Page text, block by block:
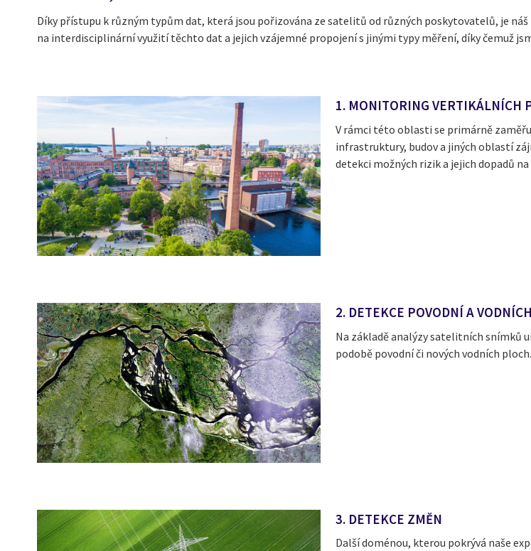
Díky přístupu k různým typům dat, která jsou pořizována ze satelitů od různých poskytovatelů, je
na interdisciplinární využití těchto dat a jejich vzájemné propojení s jinými typy měření, díky čemuž
1. MONITORING VERTIKÁLNÍCH
V rámci této oblasti se primárně
infrastruktury, budov a jiných oblastí
detekci možných rizik a jejich dopadů
2. DETEKCE POVODNÍ A
Na základě analýzy satelitních snímků
podobě povodní či nových vodních ploch.
3. DETEKCE ZMĚN
Další doménou, kterou pokrývá naše